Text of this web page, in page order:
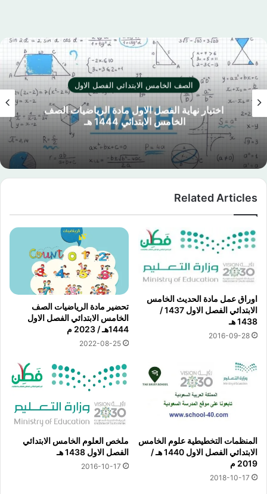
الصف الخامس الابتدائي الفصل الاول
اختبار نهاية الفصل الاول الدراسات الاسلامية الصف
الخامس الابتدائي 1444 هـ
Related Articles
اوراق عمل مادة الحديث الخامس
الابتدائي الفصل الاول 1437 /
1438 هـ
2016-09-28
تحضير مادة الرياضيات الصف
الخامس الابتدائي الفصل الاول
1444هـ / 2023 م
2022-08-25
المنظمات التخطيطية علوم الخامس
الابتدائي الفصل الاول 1440 هـ /
2019 م
2018-10-17
ملخص العلوم الخامس الابتدائي
الفصل الاول 1438 هـ
2016-10-17